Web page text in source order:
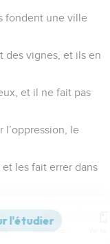
fondent une ville
des vignes, et ils en
et il ne fait pas
l’oppression, le
les fait errer dans